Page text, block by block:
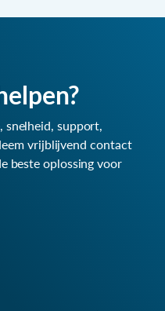
snelheid, support,
vrijblijvend contact
beste oplossing voor